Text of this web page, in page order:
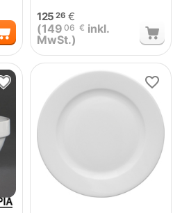
125 26 €
(149 06 € inkl.
MwSt.)